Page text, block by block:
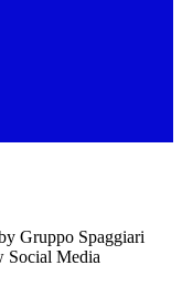
Gruppo Spaggiari
Social Media